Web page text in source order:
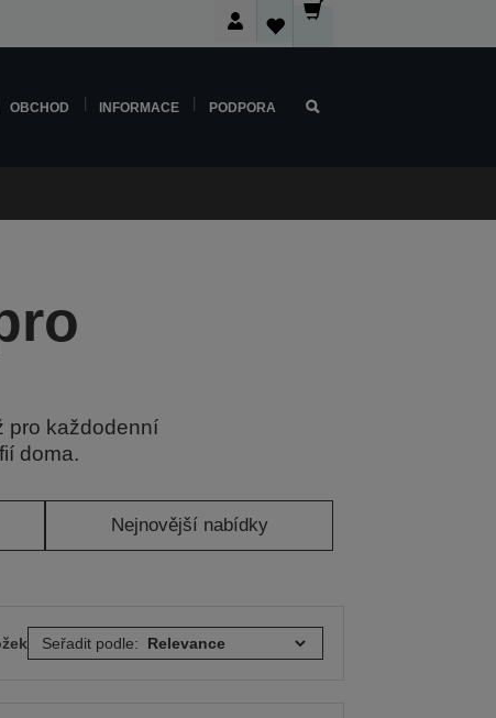
OBCHOD INFORMACE PODPORA
pro každodenní
doma.
Nejnovější nabídky
Seřadit podle: